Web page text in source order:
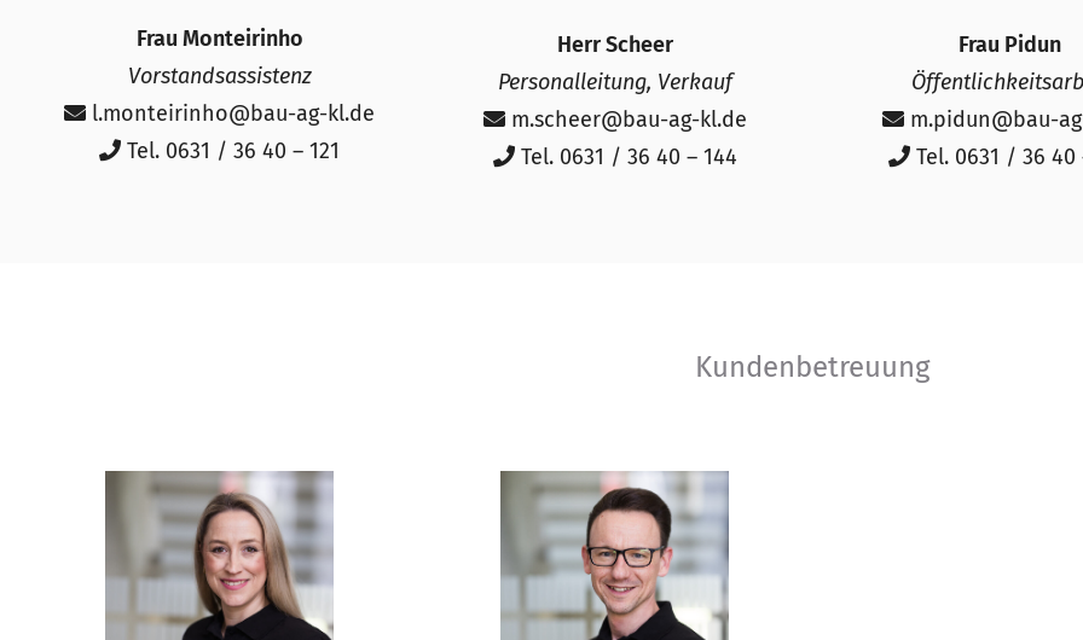
Frau Monteirinho
Vorstandsassistenz
l.monteirinho@bau-ag-kl.de
Tel. 0631 / 36 40 – 121
Herr Scheer
Personalleitung, Verkauf
m.scheer@bau-ag-kl.de
Tel. 0631 / 36 40 – 144
Frau Pidun
m.pidun@bau-
Tel. 0631 / 36 40
Kundenbetreuung